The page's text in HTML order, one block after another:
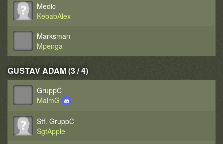
Medic
KebabAlex
Marksman
Mpenga
GUSTAV ADAM (3 / 4)
GruppC
MalmG
Stf. GruppC
SgtApple